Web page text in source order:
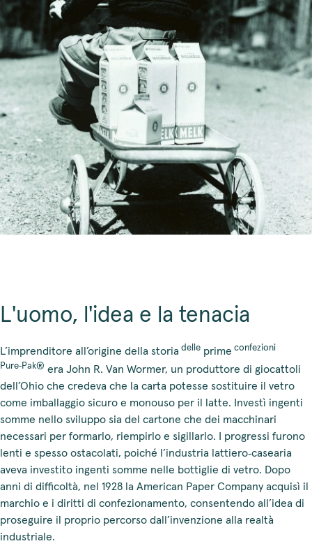
L'uomo, l'idea e la tenacia
L’imprenditore all’origine della storia delle prime confezioni
Pure‑Pak® era John R. Van Wormer, un produttore di giocattoli
dell’Ohio che credeva che la carta potesse sostituire il vetro
come imballaggio sicuro e monouso per il latte. Investì ingenti
somme nello sviluppo sia del cartone che dei macchinari
necessari per formarlo, riempirlo e sigillarlo. I progressi furono
lenti e spesso ostacolati, poiché l’industria lattiero‑casearia
aveva investito ingenti somme nelle bottiglie di vetro. Dopo
anni di difficoltà, nel 1928 la American Paper Company acquisì il
marchio e i diritti di confezionamento, consentendo all’idea di
proseguire il proprio percorso dall’invenzione alla realtà
industriale.